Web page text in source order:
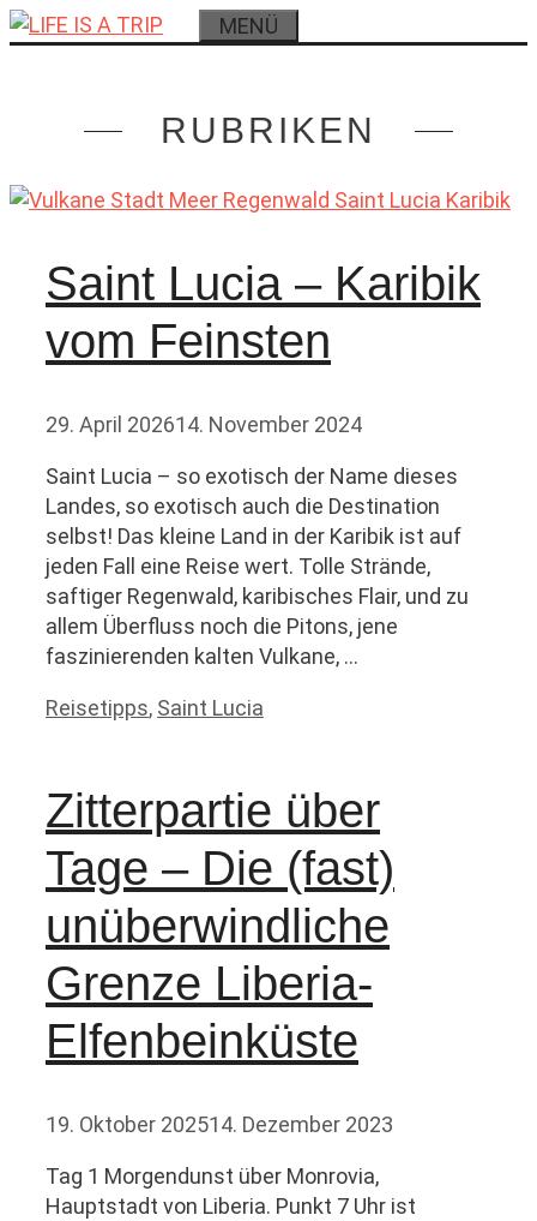
Zum
Inhalt
MENÜ
RUBRIKEN
Saint Lucia – Karibik
vom Feinsten
29. April 202614. November 2024
Saint Lucia – so exotisch der Name dieses
Landes, so exotisch auch die Destination
selbst! Das kleine Land in der Karibik ist auf
jeden Fall eine Reise wert. Tolle Strände,
saftiger Regenwald, karibisches Flair, und zu
allem Überfluss noch die Pitons, jene
faszinierenden kalten Vulkane, …
Kategorien
Reisetipps, Saint Lucia
Zitterpartie über
Tage – Die (fast)
unüberwindliche
Grenze Liberia-
Elfenbeinküste
19. Oktober 202514. Dezember 2023
Tag 1 Morgendunst über Monrovia,
Hauptstadt von Liberia. Punkt 7 Uhr ist